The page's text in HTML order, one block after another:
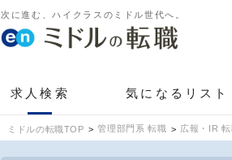
次に進む、ハイクラスのミドル世代へ。
求人検索 気になるリスト
ミドルの転職TOP 管理部門系 転職 広報・IR 転